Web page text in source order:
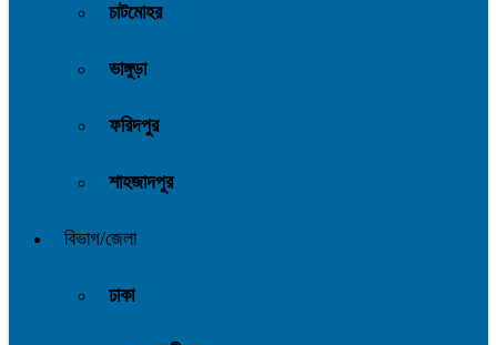
চাটমোহর
ভাঙ্গুড়া
ফরিদপুর
শাহজাদপুর
বিভাগ/জেলা
ঢাকা